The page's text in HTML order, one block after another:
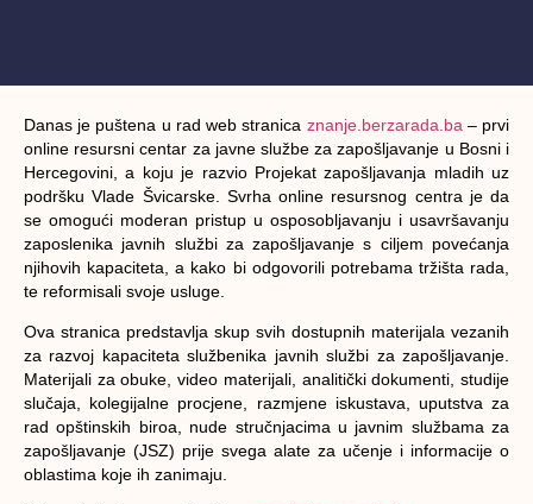
Danas je puštena u rad web stranica znanje.berzarada.ba – prvi
online resursni centar za javne službe za zapošljavanje u Bosni i
Hercegovini, a koju je razvio Projekat zapošljavanja mladih uz
podršku Vlade Švicarske. Svrha online resursnog centra je da
se omogući moderan pristup u osposobljavanju i usavršavanju
zaposlenika javnih službi za zapošljavanje s ciljem povećanja
njihovih kapaciteta, a kako bi odgovorili potrebama tržišta rada,
te reformisali svoje usluge.
Ova stranica predstavlja skup svih dostupnih materijala vezanih
za razvoj kapaciteta službenika javnih službi za zapošljavanje.
Materijali za obuke, video materijali, analitički dokumenti, studije
slučaja, kolegijalne procjene, razmjene iskustava, uputstva za
rad opštinskih biroa, nude stručnjacima u javnim službama za
zapošljavanje (JSZ) prije svega alate za učenje i informacije o
oblastima koje ih zanimaju.